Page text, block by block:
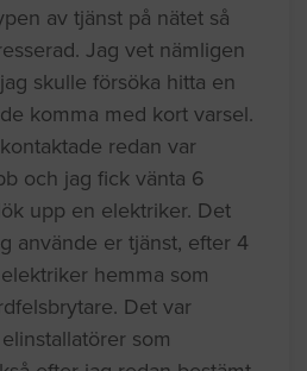
av tjänst på nätet så
Jag vet nämligen
skulle försöka hitta en
komma med kort varsel.
redan var
och jag fick vänta 6
upp en elektriker. Det
använde er tjänst, efter 4
hemma som
Det var
som